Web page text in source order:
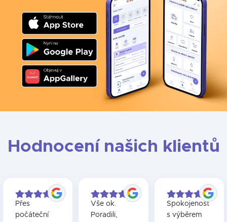
to ale, že u dodavatele musíte setrvávat až do konce
smlouvy. Pokud jste se zavázali k velmi nevýhodným
podmínkám, může se vám vyplatit pokutu uhradit a
přejít k dodavateli, který vám nabídne výrazně lepší
už jen dořešit finanční závazky spojené se smlouvou,
to ovšem bude trvat déle. Na vypořádání přeplatků a
nedoplatků totiž dochází až po tom, co je dědici
potvrzeno nabytí dědictví.
Pokud se stěhujete do novostavby, budete mít
zařizování trochu složitější. Prvně totiž budete muset
požádat o připojení u distributora. Až poté můžete
začít hledat dodavatele, u kterého zařídíte první
odběr.
Hodnocení našich klientů
Přes
počáteční
Vše ok.
Poradili,
Spokojenost
s výběrem